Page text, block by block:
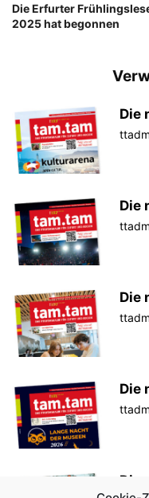
Die Erfurter
2025 hat begonnen
Die
Die
Die
Die
Die